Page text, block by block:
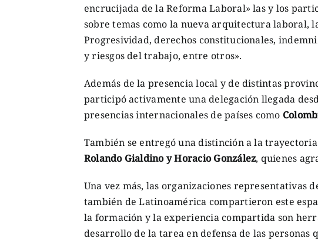
encrucijada de la Reforma Laboral» las y los
sobre temas como la nueva arquitectura laboral,
Progresividad, derechos constitucionales,
y riesgos del trabajo, entre otros».
Además de la presencia local y de distintas
participó activamente una delegación llegada
presencias internacionales de países como
También se entregó una distinción a la
Rolando Gialdino y Horacio González, quienes
Una vez más, las organizaciones representativas
también de Latinoamérica compartieron este
la formación y la experiencia compartida son
desarrollo de la tarea en defensa de las personas